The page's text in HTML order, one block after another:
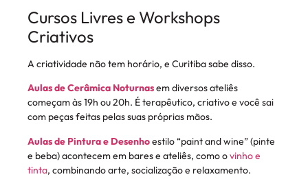
Cursos Livres e Workshops
Criativos
A criatividade não tem horário, e Curitiba sabe disso.
Aulas de Cerâmica Noturnasem diversos ateliês
começam às 19h ou 20h. É terapêutico, criativo e você sai
com peças feitas pelas suas próprias mãos.
Aulas de Pintura e Desenhoestilo “paint and wine” (pinte
e beba) acontecem em bares e ateliês, como ovinho e
tinta, combinando arte, socialização e relaxamento.